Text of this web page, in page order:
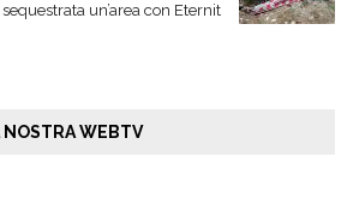
sequestrata un’area con Eternit
NOSTRA WEBTV